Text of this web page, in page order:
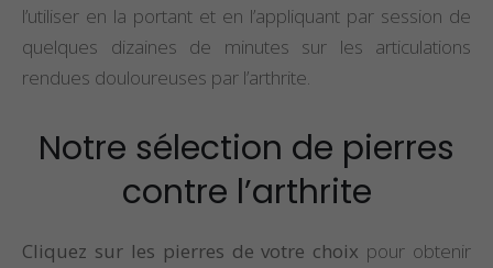
l’utiliser en la portant et en l’appliquant par session de
quelques dizaines de minutes sur les articulations
rendues douloureuses par l’arthrite.
Notre sélection de pierres
contre l’arthrite
Cliquez sur les pierres de votre choix pour obtenir